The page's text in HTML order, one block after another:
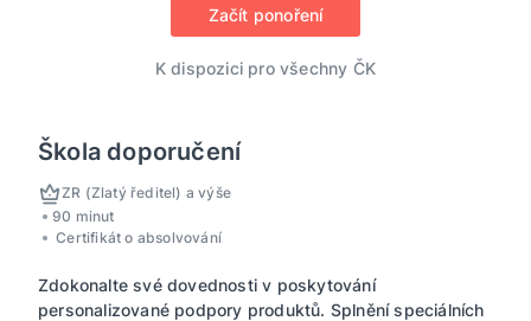
Začít ponoření
K dispozici pro všechny ČK
Škola doporučení
ZR (Zlatý ředitel) a výše
90 minut
Certifikát o absolvování
Zdokonalte své dovednosti v poskytování
personalizované podpory produktů. Splnění speciálních